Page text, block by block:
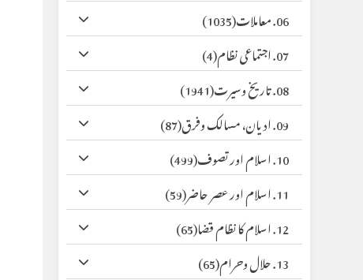
06. معاملات
(1035)
07. اجتماعی نظام
(4)
08. تاریخ وسیرت
(1941)
09. ادیان، مسالک وفرق
(87)
10. اسلام اور تصوف
(499)
11. اسلام اور عصر حاضر
(59)
12. اسلام کا نظام قضا
(65)
13. حلال وحرام
(65)